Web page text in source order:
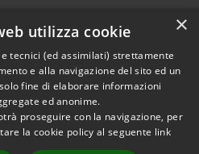
del sito
Copyright © 2026 • Comune di
Casalgrande • Powered by
×
utilizza cookie
tecnici (ed assimilati) strettamente
e alla navigazione del sito ed un
fine di elaborare informazioni
ed anonime.
proseguire con la navigazione, per
la cookie policy al seguente link